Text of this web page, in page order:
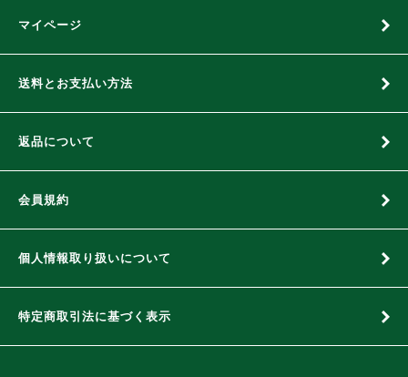
マイページ
送料とお支払い方法
返品について
会員規約
個人情報取り扱いについて
特定商取引法に基づく表示